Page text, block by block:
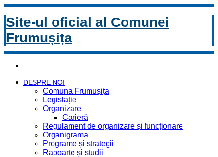
Site-ul oficial al Comunei
Frumușița
DESPRE NOI
Comuna Frumușița
Legislație
Organizare
Carieră
Regulament de organizare și funcționare
Organigrama
Programe și strategii
Rapoarte și studii